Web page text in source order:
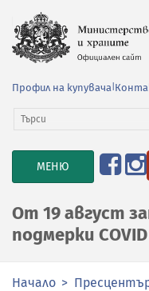
Профил на купувача
TOGGLE
NAVIGATION
МЕНЮ
От 19 август
подмерки COVID
Начало